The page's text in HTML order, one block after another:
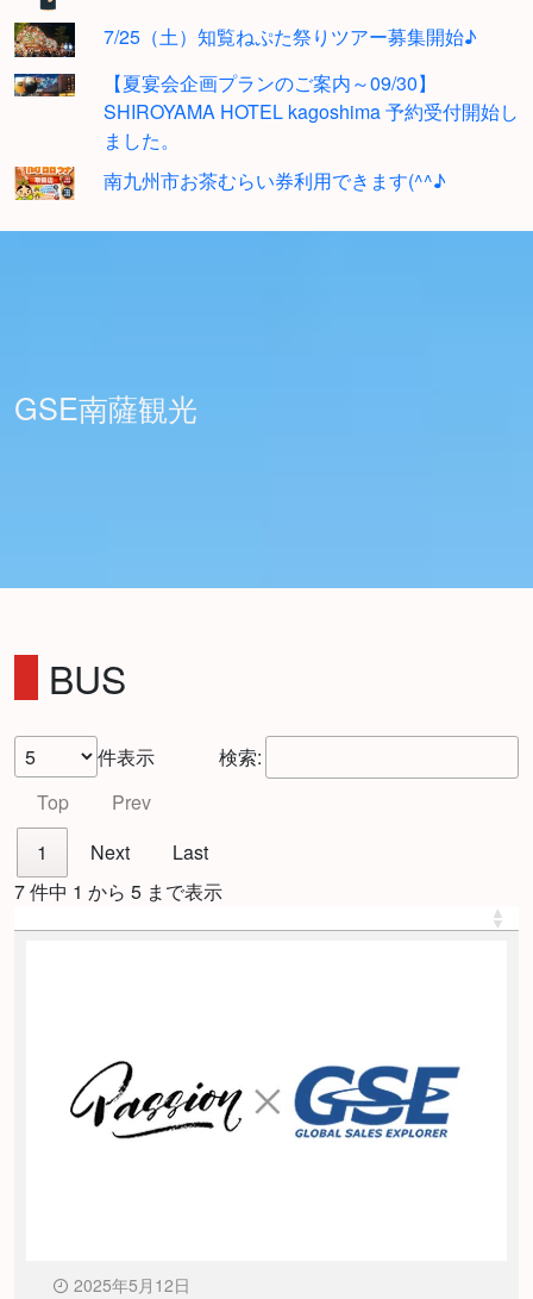
7/25（土）知覧ねぷた祭りツアー募集開始♪
【夏宴会企画プランのご案内～09/30】
SHIROYAMA HOTEL kagoshima 予約受付開始し
ました。
南九州市お茶むらい券利用できます(^^♪
GSE南薩観光
BUS
件表示
検索:
Top
Prev
1
Next
Last
7 件中 1 から 5 まで表示
2025年5月12日